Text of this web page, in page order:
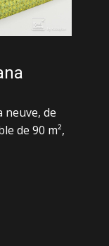
neuve, de
de 90 m²,